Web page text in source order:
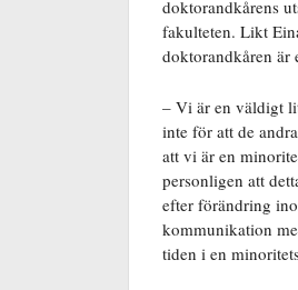
doktorandkårens
fakulteten. Likt
doktorandkåren är
– Vi är en väldigt
inte för att de
att vi är en
personligen att
efter förändring
kommunikation
tiden i en